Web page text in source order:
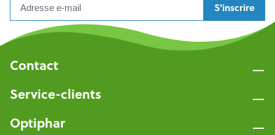
S'inscrire
Contact
Service-clients
Optiphar